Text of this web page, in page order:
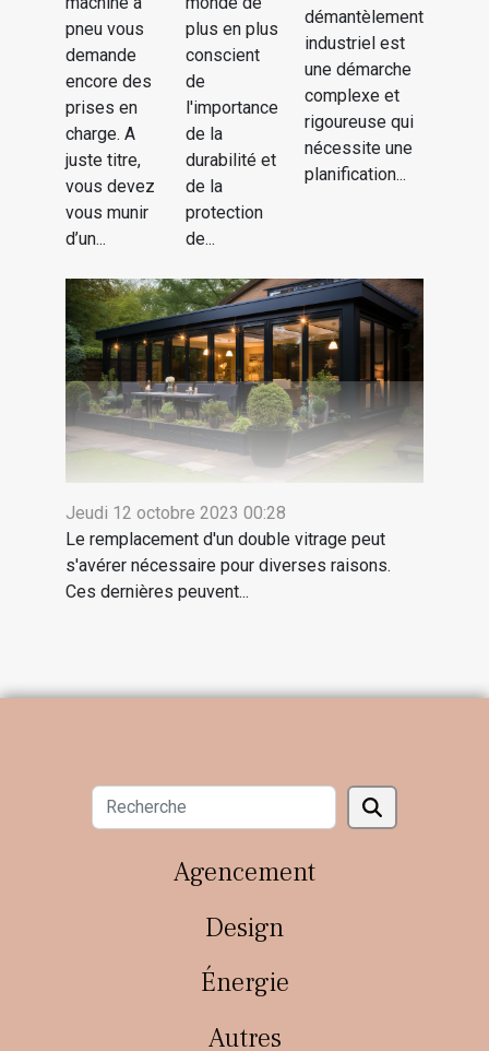
pneu vous
demande
encore des
prises en
charge. A
juste titre,
vous devez
vous munir
d’un...
plus en plus
conscient
de
l'importance
de la
durabilité et
de la
protection
de...
démantèlement
industriel est
une démarche
complexe et
rigoureuse qui
nécessite une
planification...
Jeudi 12 octobre 2023 00:28
Le remplacement d'un double vitrage peut
s'avérer nécessaire pour diverses raisons.
Ces dernières peuvent...
Agencement
Design
Énergie
Autres